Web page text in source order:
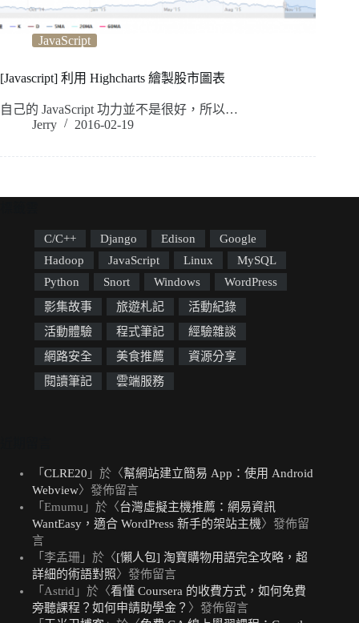
JavaScript
[Javascript] 利用 Highcharts 繪製股市圖表
自己的 JavaScript 功力並不是很好，所以…
Jerry
2016-02-19
C/C++ Django Edison
Google
Hadoop
JavaScript Linux
MySQL
Python
Snort Windows
WordPress
影集故事
旅遊札記
活動紀錄
活動體驗
程式筆記
經驗雜談
網路安全
美食推薦
資源分享
閱讀筆記
雲端服務
「 CLRE20 」於〈幫網站建立簡易 App：使用 Android
Webview〉發佈留言
「 Emumu 」於〈台灣虛擬主機推薦：網易資訊
WantEasy，適合 WordPress 新手的架站主機〉發佈留
言
「 李孟珊 」於〈[懶人包] 淘寶購物用語完全攻略，超
詳細的術語對照〉發佈留言
「 Astrid 」於〈看懂 Coursera 的收費方式，如何免費
旁聽課程？如何申請助學金？ 〉發佈留言